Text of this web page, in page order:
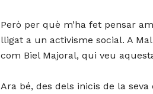
Però per què m’ha fet pensar
lligat a un activisme social. A
com Biel Majoral, qui veu
Ara bé, des dels inicis de la